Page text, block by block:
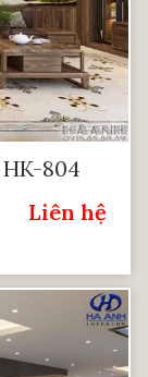
804
Liên hệ